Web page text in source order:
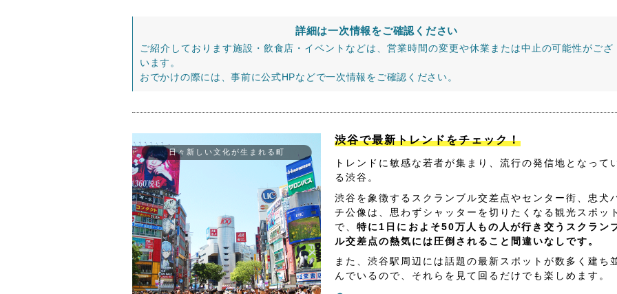
詳細は一次情報をご確認ください
ご紹介しております施設・飲食店・イベントなどは、営業時間の変更や休業または中止の可能性がござ
います。
おでかけの際には、事前に公式HPなどで一次情報をご確認ください。
日々新しい文化が生まれる町
渋谷で最新トレンドをチェック！
トレンドに敏感な若者が集まり、流行の発信地となって
る渋谷。
渋谷を象徴するスクランブル交差点やセンター街、忠犬
チ公像は、思わずシャッターを切りたくなる観光スポッ
で、特に1日におよそ50万人もの人が行き交うスクラン
ル交差点の熱気には圧倒されること間違いなしです。
また、渋谷駅周辺には話題の最新スポットが数多く建ち
んでいるので、それらを見て回るだけでも楽しめます。